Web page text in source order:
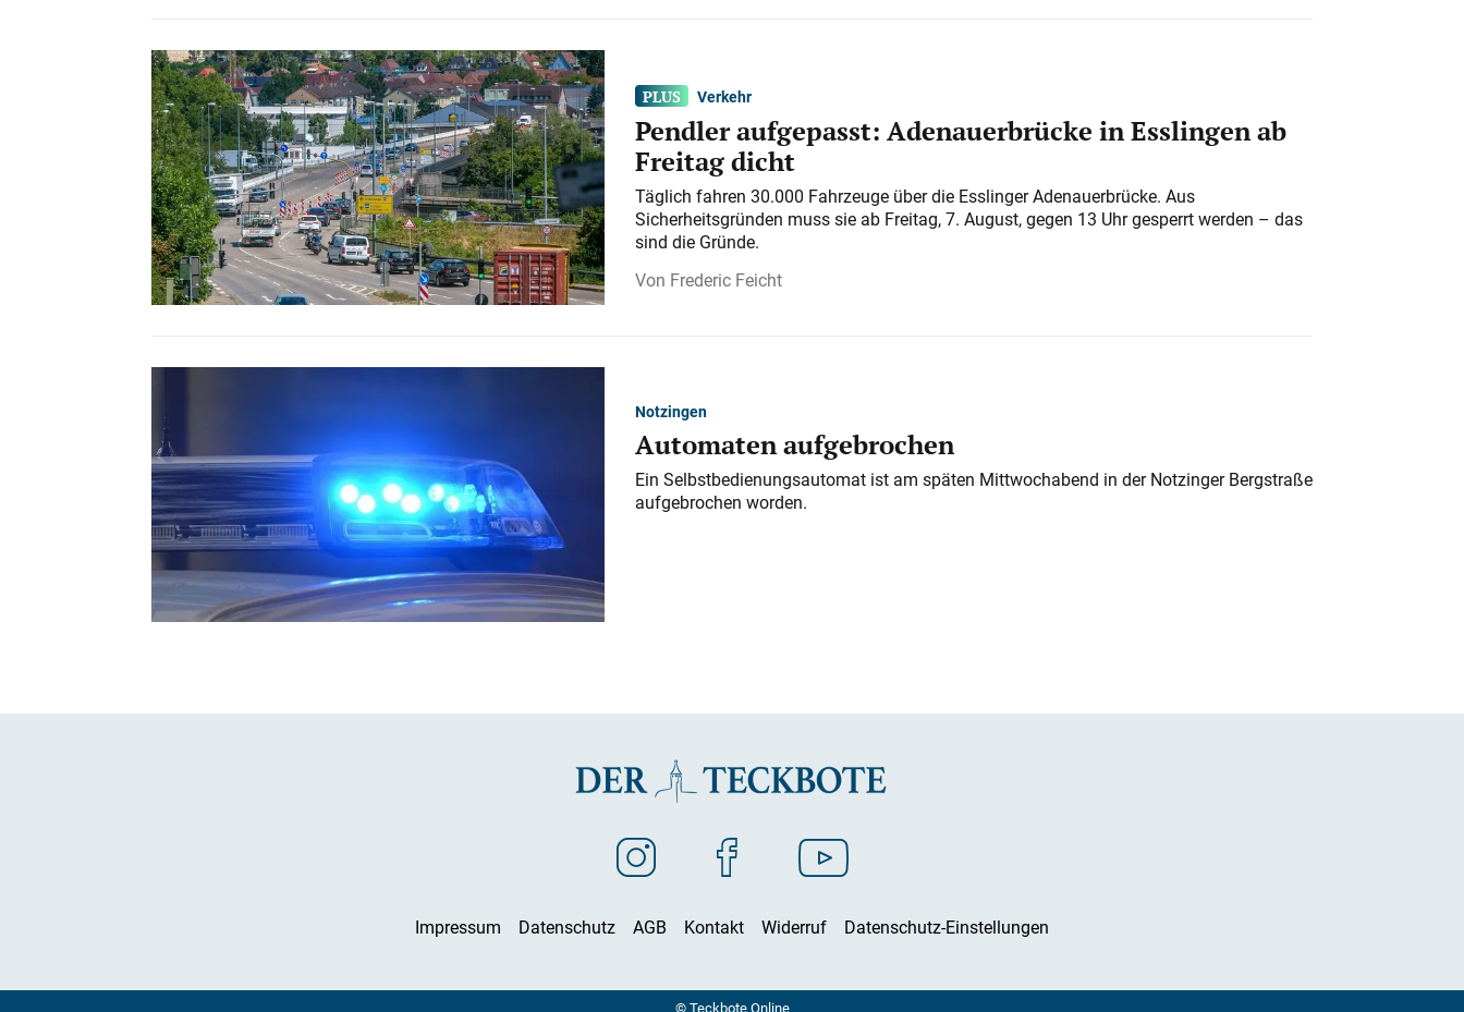
Verkehr
Pendler aufgepasst: Adenauerbrücke in Esslingen ab
Freitag dicht
Täglich fahren 30.000 Fahrzeuge über die Esslinger Adenauerbrücke. Aus
Sicherheitsgründen muss sie ab Freitag, 7. August, gegen 13 Uhr gesperrt werden – das
sind die Gründe.
Frederic Feicht
Notzingen
Automaten aufgebrochen
Ein Selbstbedienungsautomat ist am späten Mittwochabend in der Notzinger Bergstraße
aufgebrochen worden.
Impressum Datenschutz AGB Kontakt Widerruf Datenschutz-Einstellungen
© Teckbote Online